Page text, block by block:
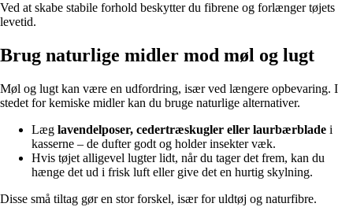
Ved at skabe stabile forhold beskytter du fibrene og forlænger tøjets
levetid.
Brug naturlige midler mod møl og lugt
Møl og lugt kan være en udfordring, især ved længere opbevaring. I
stedet for kemiske midler kan du bruge naturlige alternativer.
Læg lavendelposer, cedertræskugler eller laurbærblade i
kasserne – de dufter godt og holder insekter væk.
Hvis tøjet alligevel lugter lidt, når du tager det frem, kan du
hænge det ud i frisk luft eller give det en hurtig skylning.
Disse små tiltag gør en stor forskel, især for uldtøj og naturfibre.